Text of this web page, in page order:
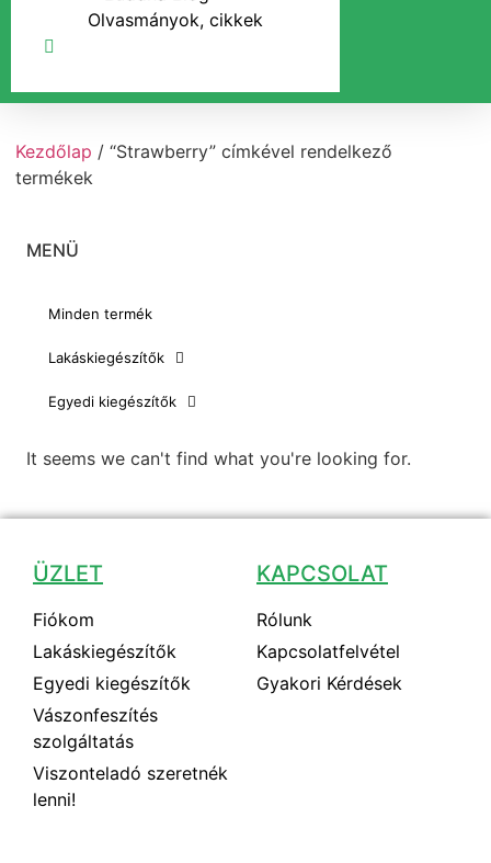
Olvasmányok, cikkek
Kezdőlap / “Strawberry” címkével rendelkező
termékek
MENÜ
Minden termék
Lakáskiegészítők
Egyedi kiegészítők
It seems we can't find what you're looking for.
ÜZLET
Fiókom
Lakáskiegészítők
Egyedi kiegészítők
Vászonfeszítés
szolgáltatás
Viszonteladó szeretnék
lenni!
KAPCSOLAT
Rólunk
Kapcsolatfelvétel
Gyakori Kérdések